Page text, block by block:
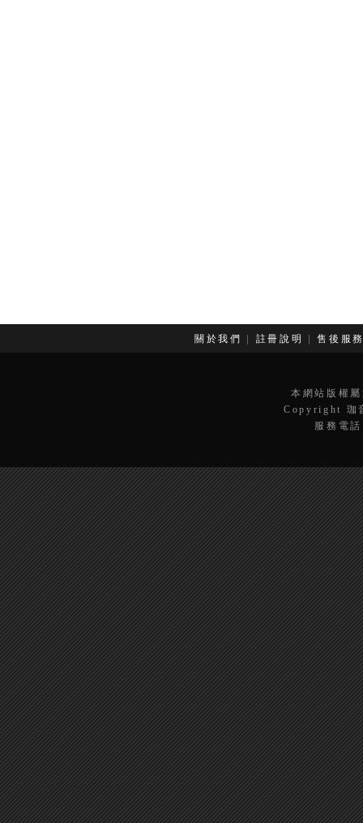
關於我們 註冊說明 售後服
本網站版權
Copyright 珈
服務電